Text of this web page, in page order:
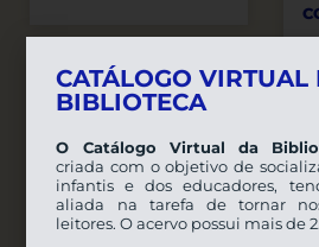
CATÁLOGO VIRTUAL
BIBLIOTECA
O Catálogo Virtual da
criada com o objetivo de
infantis e dos educadores,
aliada na tarefa de tornar
leitores. O acervo possui mais de